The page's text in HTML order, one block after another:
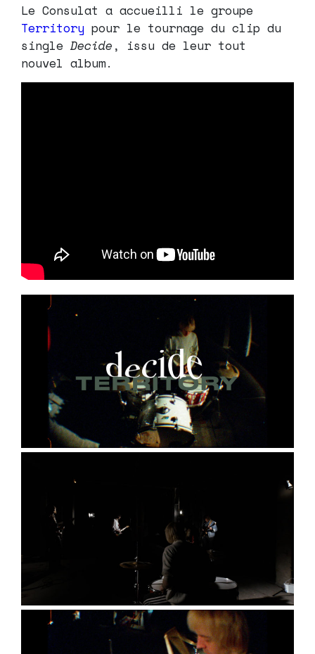
Le Consulat a accueilli le groupe
Territory pour le tournage du clip du
single Decide , issu de leur tout
nouvel album.